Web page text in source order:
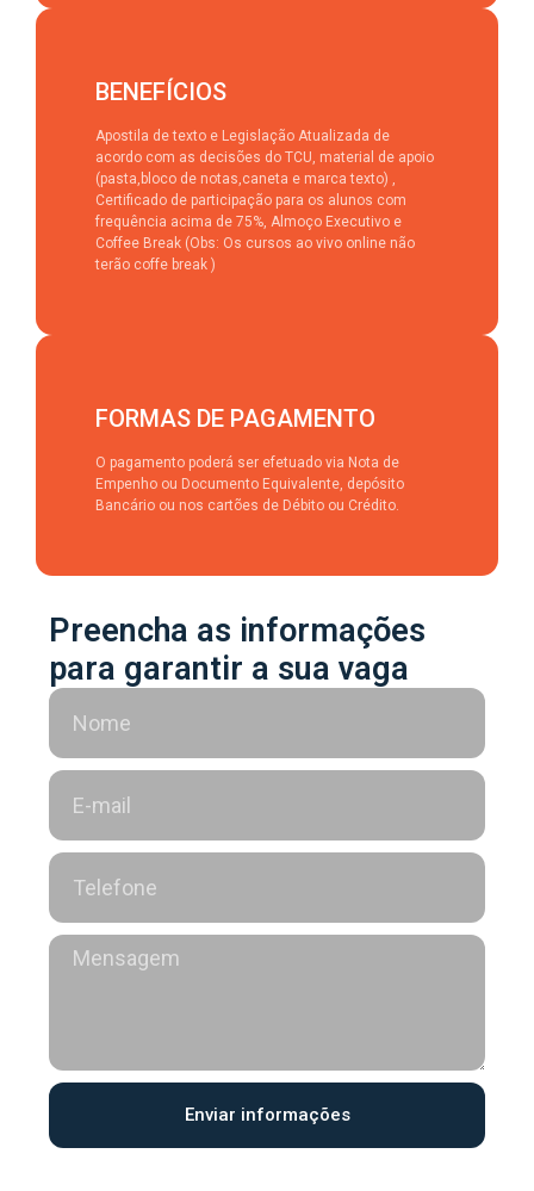
BENEFÍCIOS
Apostila de texto e Legislação Atualizada de
acordo com as decisões do TCU, material de apoio
(pasta,bloco de notas,caneta e marca texto) ,
Certificado de participação para os alunos com
frequência acima de 75%, Almoço Executivo e
Coffee Break (Obs: Os cursos ao vivo online não
terão coffe break )
FORMAS DE PAGAMENTO
O pagamento poderá ser efetuado via Nota de
Empenho ou Documento Equivalente, depósito
Bancário ou nos cartões de Débito ou Crédito.
Preencha as informações
para garantir a sua vaga
Enviar informações